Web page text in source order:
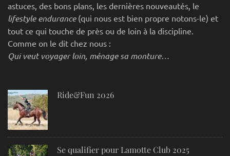
astuces, des bons plans, les dernières nouveautés, le
lifestyle endurance(qui nous est bien propre notons-le) et
tout ce qui touche de près ou de loin à la discipline.
Comme on le dit chez nous :
Qui veut voyager loin, ménage sa monture…
Ride&Fun 2026
Se qualifier pour Lamotte Club 2025